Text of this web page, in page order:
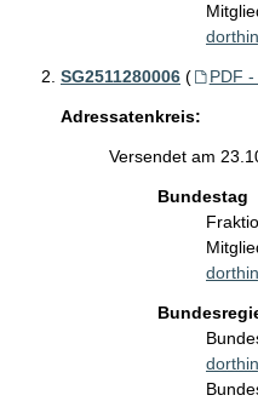
SG2511280006 ( PDF
Adressatenkreis:
Versendet am
Bundestag